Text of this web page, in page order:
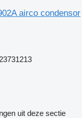
airco condensor
uit deze sectie